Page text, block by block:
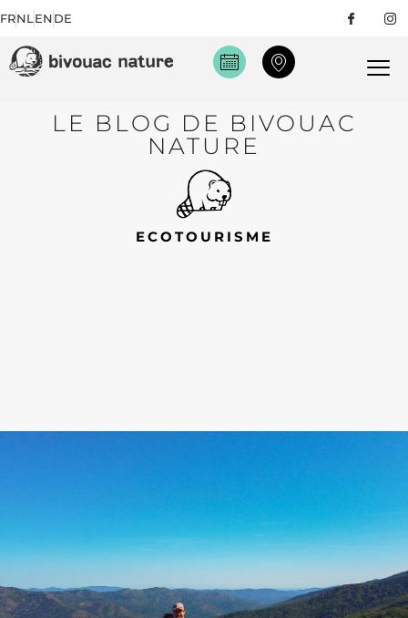
FRNLENDE
LE BLOG DE BIVOUAC
NATURE
ECOTOURISME